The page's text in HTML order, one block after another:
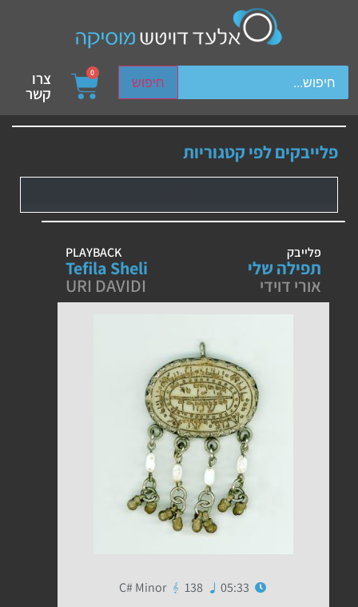
חיפוש
device users, explore by touch or with swipe gestures.
0 צרו
קשר
פלייבקים לפי קטגוריות
פלייבק
תפילה שלי
אורי דוידי
PLAYBACK
Tefila Sheli
URI DAVIDI
05:33
138
C# Minor